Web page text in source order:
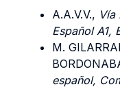
A.A.V.V.,
Español A1,
M.
español,